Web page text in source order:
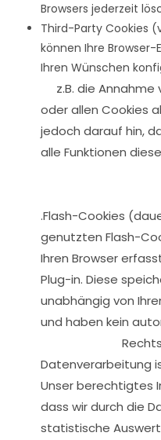
Browsers jederzeit
Third-Party Cookies
können Ihre
Ihren
z.B. die
oder allen Cookies
jedoch darauf hin,
alle Funktionen
.Flash-Cookies
genutzten Flash-
Ihren Browser
Plug-in. Diese
unabhängig von
und haben
Datenverarbeitung
Unser berechtigtes
dass wir durch die
statistische